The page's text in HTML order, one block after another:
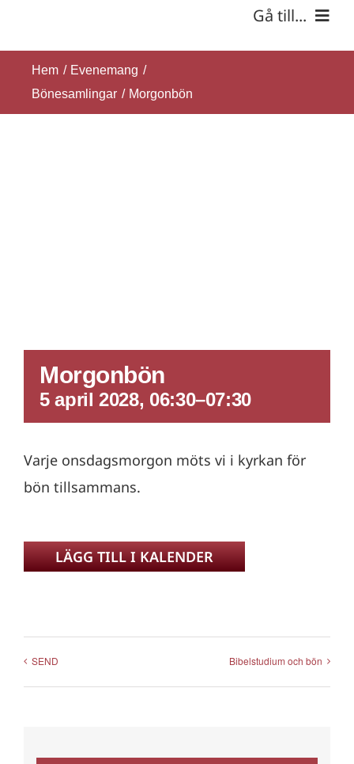
innehållet
Gå till...
Om oss
Hem
Evenemang
Bönesamlingar
Morgonbön
Morgonbön
5 april 2028, 06:30–07:30
Varje onsdagsmorgon möts vi i kyrkan för
bön tillsammans.
LÄGG TILL I KALENDER
SEND Bibelstudium och bön